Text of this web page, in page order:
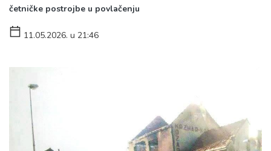
četničke postrojbe u povlačenju
11.05.2026. u 21:46